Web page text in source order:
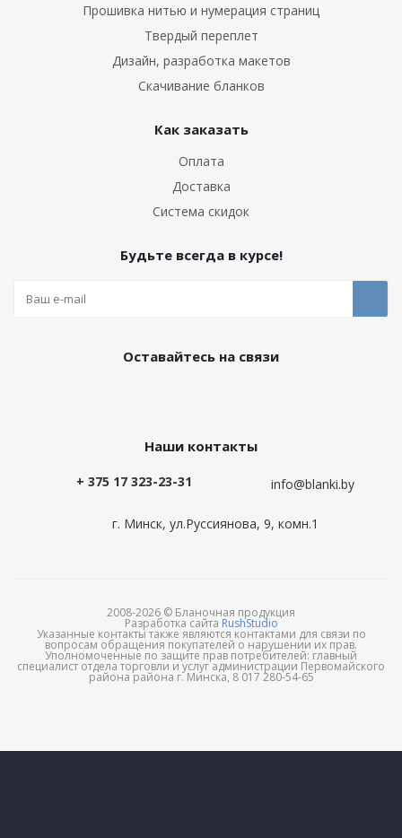
Прошивка нитью и нумерация страниц
Твердый переплет
Дизайн, разработка макетов
Скачивание бланков
Как заказать
Оплата
Доставка
Система скидок
Будьте всегда в курсе!
Оставайтесь на связи
Наши контакты
+ 375 17 323-23-31 info@blanki.by
г. Минск, ул.Руссиянова, 9, комн.1
2008-2026 © Бланочная продукция
Разработка сайта RushStudio
Указанные контакты также являются контактами для связи по
вопросам обращения покупателей о нарушении их прав.
Уполномоченные по защите прав потребителей: главный
специалист отдела торговли и услуг администрации Первомайского
района района г. Минска, 8 017 280-54-65